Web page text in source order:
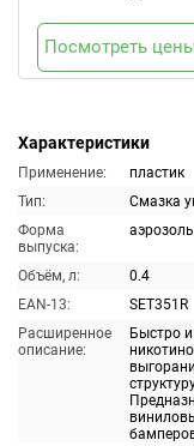
Характеристики
Применение:
пластик
Тип:
Смазка
Форма
выпуска:
аэрозоль
Объём, л:
0.4
EAN-13:
SET351R
Расширенное
описание:
Быстро
Посмотреть